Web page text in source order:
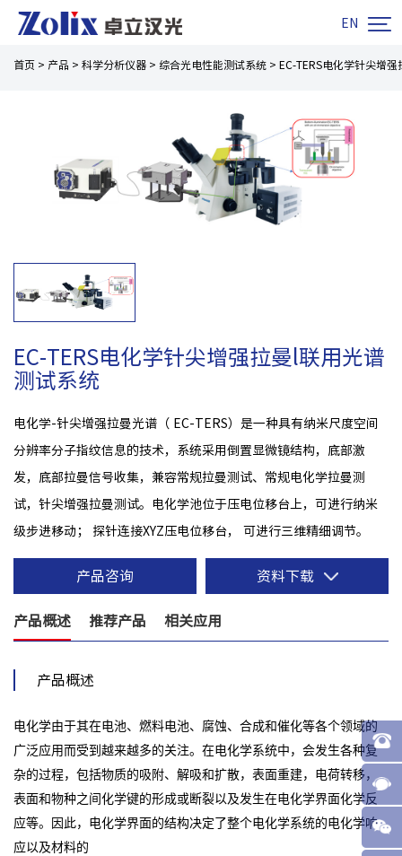
EN 
首页 > 产品 > 科学分析仪器 > 综合光电性能测试系统 > EC-TERS电化学针尖增
EC-TERS电化学针尖增强拉曼l联用光谱
测试系统
电化学-针尖增强拉曼光谱（ EC-TERS）是一种具有纳米尺度空间
分辨率分子指纹信息的技术，系统采用倒置显微镜结构，底部激
发，底部拉曼信号收集，兼容常规拉曼测试、常规电化学拉曼测
试，针尖增强拉曼测试。电化学池位于压电位移台上，可进行纳米
级步进移动； 探针连接XYZ压电位移台， 可进行三维精细调节。
产品咨询 资料下载
产品概述 推荐产品 相关应用
产品概述
电化学由于其在电池、燃料电池、腐蚀、合成和催化等各个领域的
广泛应用而受到越来越多的关注。在电化学系统中，会发生各种复
杂的过程，包括物质的吸附、解吸和扩散，表面重建，电荷转移，
表面和物种之间化学键的形成或断裂以及发生在电化学界面化学反
应等。因此，电化学界面的结构决定了整个电化学系统的电化学响
应以及材料的